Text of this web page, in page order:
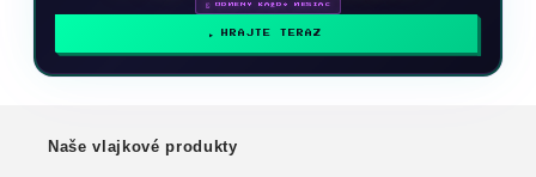
🗓 ODMENY KAŽDÝ MESIAC
HRAJTE TERAZ
Naše vlajkové produkty